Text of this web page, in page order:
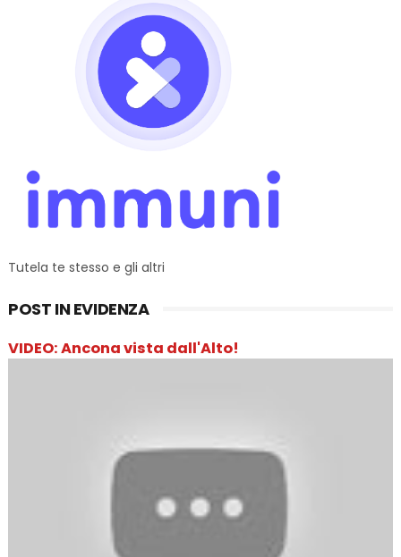
Tutela te stesso e gli altri
POST IN EVIDENZA
VIDEO: Ancona vista dall'Alto!